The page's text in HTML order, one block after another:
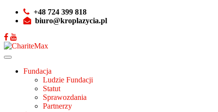
+48 724 399 818
biuro@kroplazycia.pl
Fundacja
Ludzie Fundacji
Statut
Sprawozdania
Partnerzy